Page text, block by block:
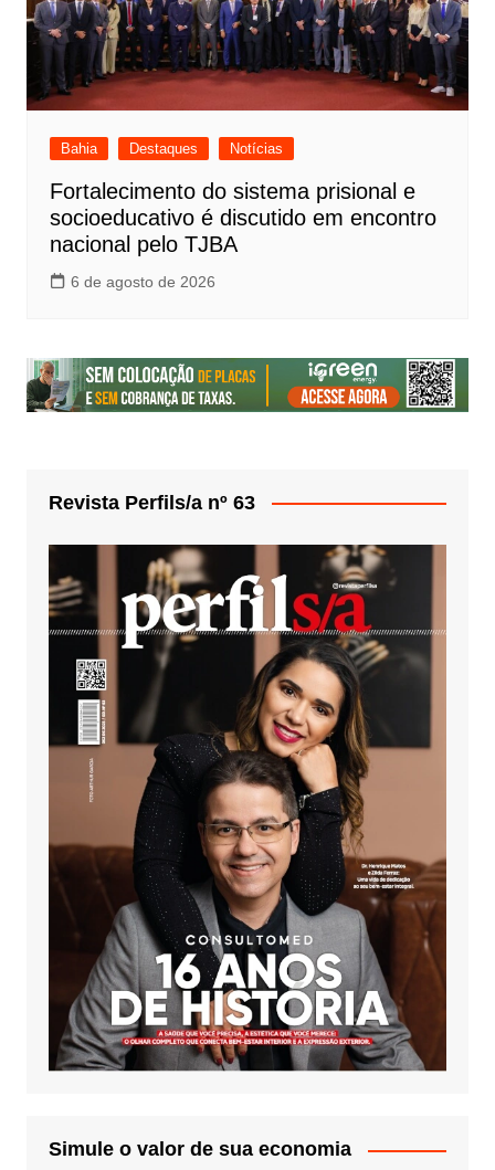
Bahia Destaques Notícias
Fortalecimento do sistema prisional e
socioeducativo é discutido em encontro
nacional pelo TJBA
6 de agosto de 2026
Revista Perfils/a nº 63
Simule o valor de sua economia